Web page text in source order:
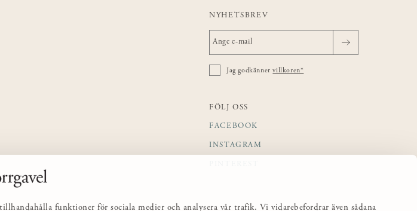
funktioner för sociala medier och analysera vår trafik. Vi vidarebefordrar även sådana
NYHETSBREV
Jag godkännervillkoren*
FÖLJ OSS
FACEBOOK
INSTAGRAM